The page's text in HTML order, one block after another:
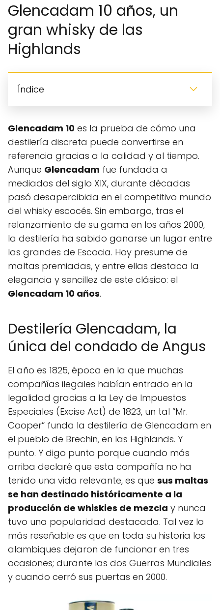
Glencadam 10 años, un
gran whisky de las
Highlands
Índice
Glencadam 10 es la prueba de cómo una
destilería discreta puede convertirse en
referencia gracias a la calidad y al tiempo.
Aunque Glencadam fue fundada a
mediados del siglo XIX, durante décadas
pasó desapercibida en el competitivo mundo
del whisky escocés. Sin embargo, tras el
relanzamiento de su gama en los años 2000,
la destilería ha sabido ganarse un lugar entre
las grandes de Escocia. Hoy presume de
maltas premiadas, y entre ellas destaca la
elegancia y sencillez de este clásico: el
Glencadam 10 años.
Destilería Glencadam, la
única del condado de Angus
El año es 1825, época en la que muchas
compañías ilegales habían entrado en la
legalidad gracias a la Ley de Impuestos
Especiales (Excise Act) de 1823, un tal “Mr.
Cooper” funda la destilería de Glencadam en
el pueblo de Brechin, en las Highlands. Y
punto. Y digo punto porque cuando más
arriba declaré que esta compañía no ha
tenido una vida relevante, es que sus maltas
se han destinado históricamente a la
producción de whiskies de mezcla y nunca
tuvo una popularidad destacada. Tal vez lo
más reseñable es que en toda su historia los
alambiques dejaron de funcionar en tres
ocasiones; durante las dos Guerras Mundiales
y cuando cerró sus puertas en 2000.